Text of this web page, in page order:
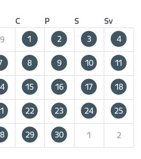
C P S
Sv
1 2 3 4
8 9 10 11
15 16 17 18
22 23 24 25
29 30 1 2